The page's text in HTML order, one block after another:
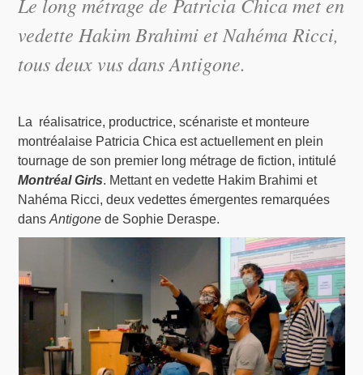
vedette Hakim Brahimi et Nahéma Ricci,
tous deux vus dans Antigone.
La réalisatrice, productrice, scénariste et monteure
montréalaise Patricia Chica est actuellement en plein
tournage de son premier long métrage de fiction, intitulé
Montréal Girls. Mettant en vedette Hakim Brahimi et
Nahéma Ricci, deux vedettes émergentes remarquées
dansAntigone de Sophie Deraspe.